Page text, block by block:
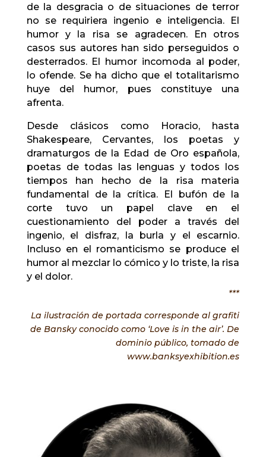
de la desgracia o de situaciones de terror
no se requiriera ingenio e inteligencia. El
humor y la risa se agradecen. En otros
casos sus autores han sido perseguidos o
desterrados. El humor incomoda al poder,
lo ofende. Se ha dicho que el totalitarismo
huye del humor, pues constituye una
afrenta.
Desde clásicos como Horacio, hasta
Shakespeare, Cervantes, los poetas y
dramaturgos de la Edad de Oro española,
poetas de todas las lenguas y todos los
tiempos han hecho de la risa materia
fundamental de la crítica. El bufón de la
corte tuvo un papel clave en el
cuestionamiento del poder a través del
ingenio, el disfraz, la burla y el escarnio.
Incluso en el romanticismo se produce el
humor al mezclar lo cómico y lo triste, la risa
y el dolor.
***
La ilustración de portada corresponde al grafiti
de Bansky conocido como ‘Love is in the air’. De
dominio público, tomado de
www.banksyexhibition.es